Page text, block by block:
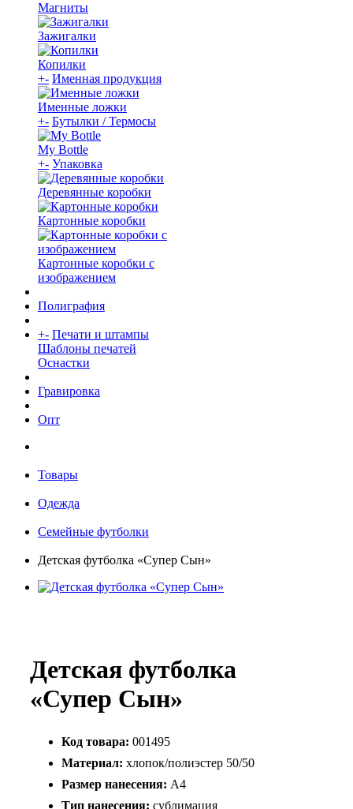
Магниты
Зажигалки
Копилки
+- Именная продукция
Именные ложки
+- Бутылки / Термосы
My Bottle
+- Упаковка
Деревянные коробки
Картонные коробки
Картонные коробки с
изображением
Полиграфия
+- Печати и штампы
Шаблоны печатей
Оснастки
Гравировка
Опт
Товары
Одежда
Семейные футболки
Детская футболка «Супер Сын»
Детская футболка
«Супер Сын»
Код товара: 001495
Материал: хлопок/полиэстер 50/50
Размер нанесения: А4
Тип нанесения: сублимация